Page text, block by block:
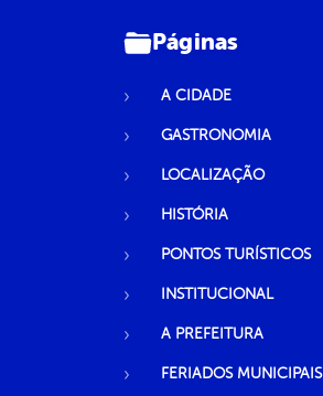
Páginas
A CIDADE
GASTRONOMIA
LOCALIZAÇÃO
HISTÓRIA
PONTOS TURÍSTICOS
INSTITUCIONAL
A PREFEITURA
FERIADOS MUNICIPAIS